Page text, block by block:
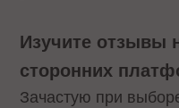
Изучите отзывы
сторонних
Зачастую при